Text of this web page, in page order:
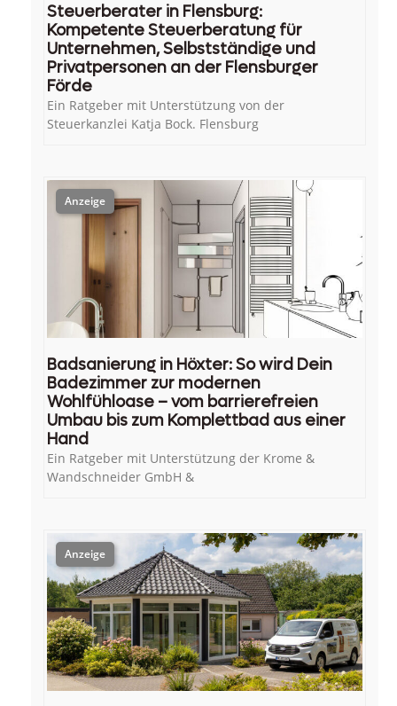
Steuerberater in Flensburg:
Kompetente Steuerberatung für
Unternehmen, Selbstständige und
Privatpersonen an der Flensburger
Förde
Ein Ratgeber mit Unterstützung von der
Steuerkanzlei Katja Bock. Flensburg
Badsanierung in Höxter: So wird Dein
Badezimmer zur modernen
Wohlfühloase – vom barrierefreien
Umbau bis zum Komplettbad aus einer
Hand
Ein Ratgeber mit Unterstützung der Krome &
Wandschneider GmbH &